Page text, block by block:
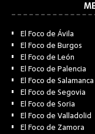
El Foco de Ávila
El Foco de Burgos
El Foco de León
El Foco de Palencia
El Foco de Salamanca
El Foco de Segovia
El Foco de Soria
El Foco de Valladolid
El Foco de Zamora